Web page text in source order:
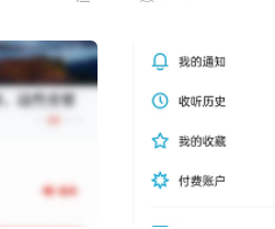
接触的新玩
想更清楚了解它们
分享给大家...